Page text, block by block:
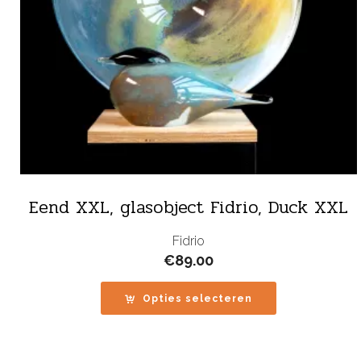
Eend XXL, glasobject Fidrio, Duck XXL
Fidrio
€89.00
Opties selecteren